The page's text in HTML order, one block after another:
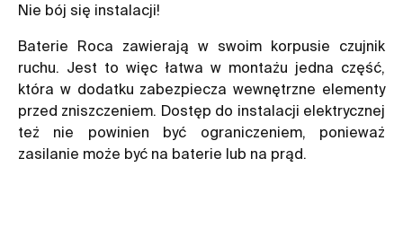
Nie bój się instalacji!
Baterie Roca zawierają w swoim korpusie czujnik
ruchu. Jest to więc łatwa w montażu jedna część,
która w dodatku zabezpiecza wewnętrzne elementy
przed zniszczeniem. Dostęp do instalacji elektrycznej
też nie powinien być ograniczeniem, ponieważ
zasilanie może być na baterie lub na prąd.